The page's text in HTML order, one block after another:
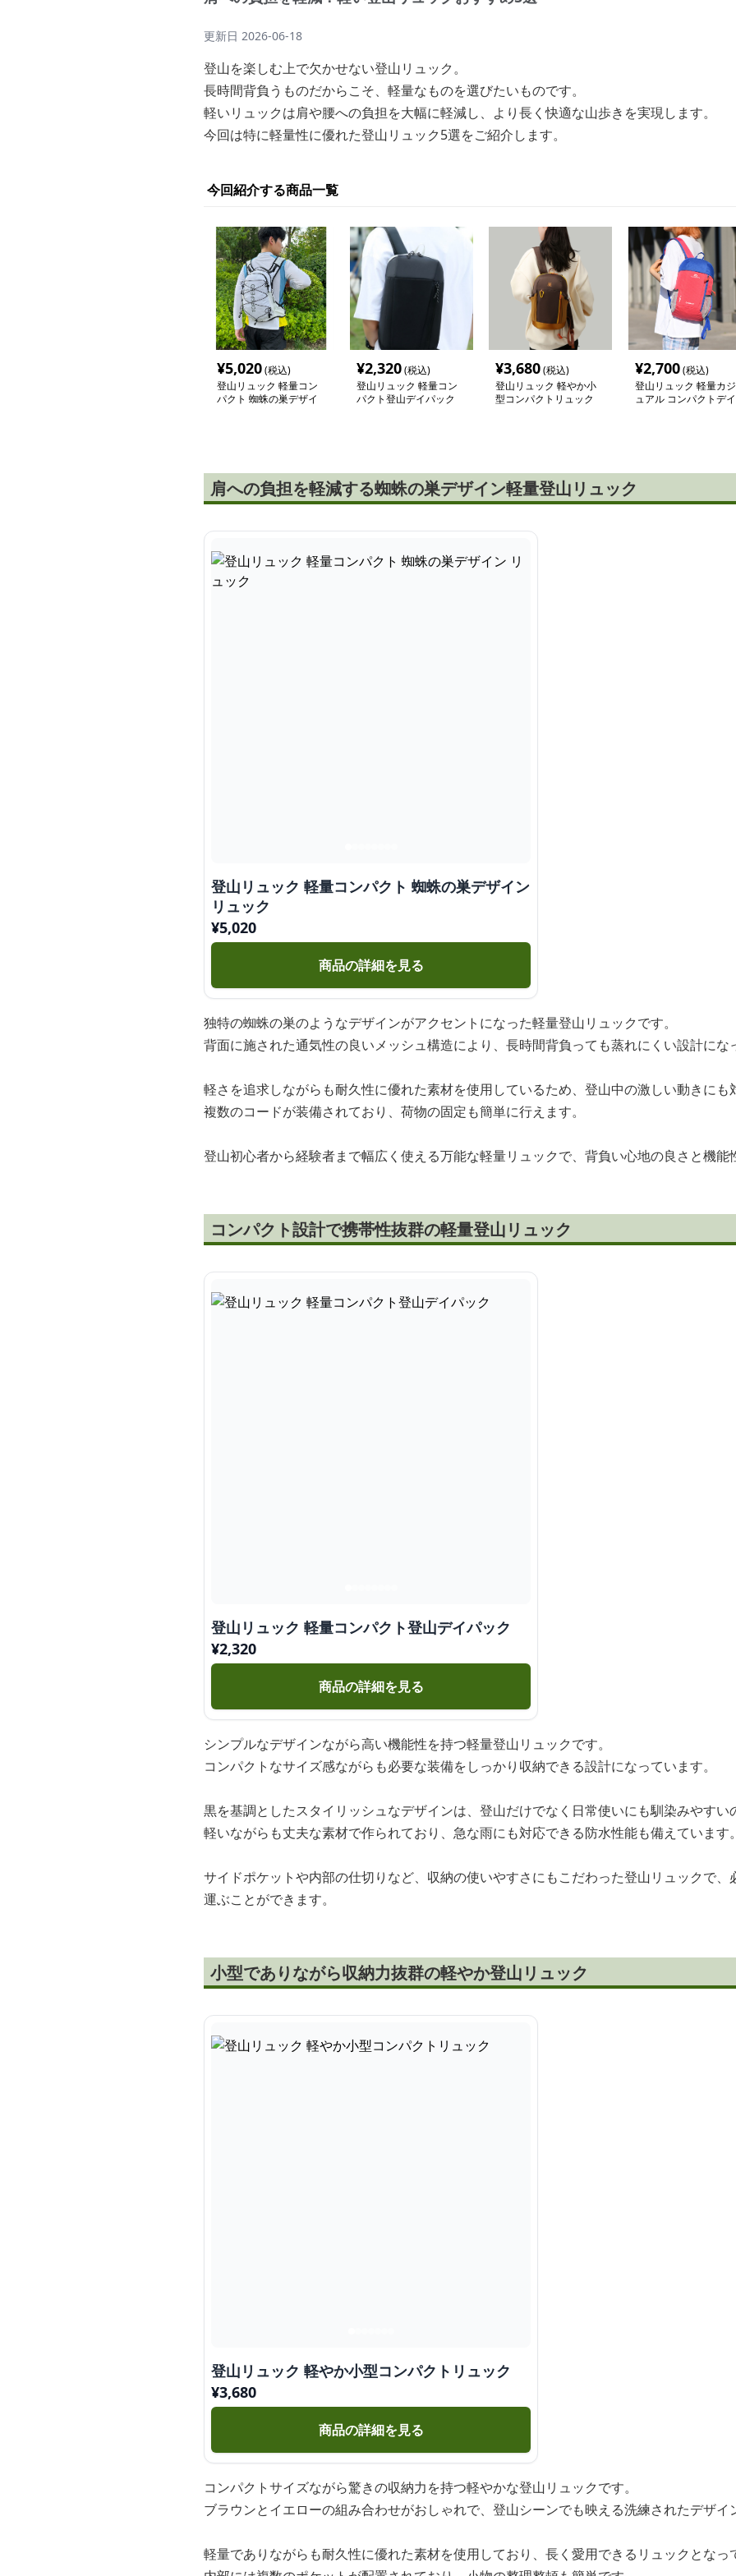
更新日 2026-06-18
登山を楽しむ上で欠かせない登山リュック。
長時間背負うものだからこそ、軽量なものを選びたいものです。
軽いリュックは肩や腰への負担を大幅に軽減し、より長く快適な山歩きを実現します。
今回は特に軽量性に優れた登山リュック5選をご紹介します。
今回紹介する商品一覧
¥5,020(税込)
登山リュック 軽量コン
パクト 蜘蛛の巣デザイ
¥2,320(税込)
登山リュック 軽量コン
パクト登山デイパック
¥3,680(税込)
登山リュック 軽やか小
型コンパクトリュック
¥2,700(税込)
登山リュック 軽量カジ
ュアル コンパクトデイ
肩への負担を軽減する蜘蛛の巣デザイン軽量登山リュック
登山リュック 軽量コンパクト 蜘蛛の巣デザイン
リュック
¥5,020
商品の詳細を見る
独特の蜘蛛の巣のようなデザインがアクセントになった軽量登山リュックです。
背面に施された通気性の良いメッシュ構造により、長時間背負っても蒸れにくい設計にな
軽さを追求しながらも耐久性に優れた素材を使用しているため、登山中の激しい動きにも
複数のコードが装備されており、荷物の固定も簡単に行えます。
登山初心者から経験者まで幅広く使える万能な軽量リュックで、背負い心地の良さと機能
コンパクト設計で携帯性抜群の軽量登山リュック
登山リュック 軽量コンパクト登山デイパック
¥2,320
商品の詳細を見る
シンプルなデザインながら高い機能性を持つ軽量登山リュックです。
コンパクトなサイズ感ながらも必要な装備をしっかり収納できる設計になっています。
黒を基調としたスタイリッシュなデザインは、登山だけでなく日常使いにも馴染みやすい
軽いながらも丈夫な素材で作られており、急な雨にも対応できる防水性能も備えています。
サイドポケットや内部の仕切りなど、収納の使いやすさにもこだわった登山リュックで、
運ぶことができます。
小型でありながら収納力抜群の軽やか登山リュック
登山リュック 軽やか小型コンパクトリュック
¥3,680
商品の詳細を見る
コンパクトサイズながら驚きの収納力を持つ軽やかな登山リュックです。
ブラウンとイエローの組み合わせがおしゃれで、登山シーンでも映える洗練されたデザイ
軽量でありながらも耐久性に優れた素材を使用しており、長く愛用できるリュックとなっ